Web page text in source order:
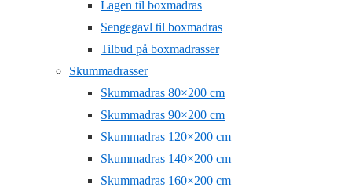
Lagen til boxmadras
Sengegavl til boxmadras
Tilbud på boxmadrasser
Skummadrasser
Skummadras 80×200 cm
Skummadras 90×200 cm
Skummadras 120×200 cm
Skummadras 140×200 cm
Skummadras 160×200 cm